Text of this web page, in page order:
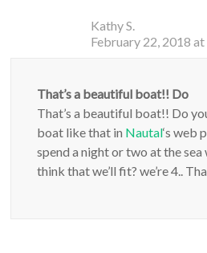
Kathy S.
February 22, 2018
That’s a beautiful boat!! Do
That’s a beautiful boat!! Do
boat like that in Nautal‘s web
spend a night or two at the
think that we’ll fit? we’re 4..